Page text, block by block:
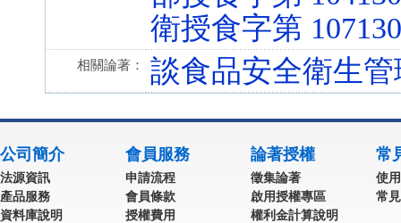
衛授食字第
相關論著： 談食品安全衛生
公司簡介
法源資訊
產品服務
資料庫說明
會員服務
申請流程
會員條款
授權費用
論著授權
徵集論著
啟用授權專區
權利金計算說明
常
使
常